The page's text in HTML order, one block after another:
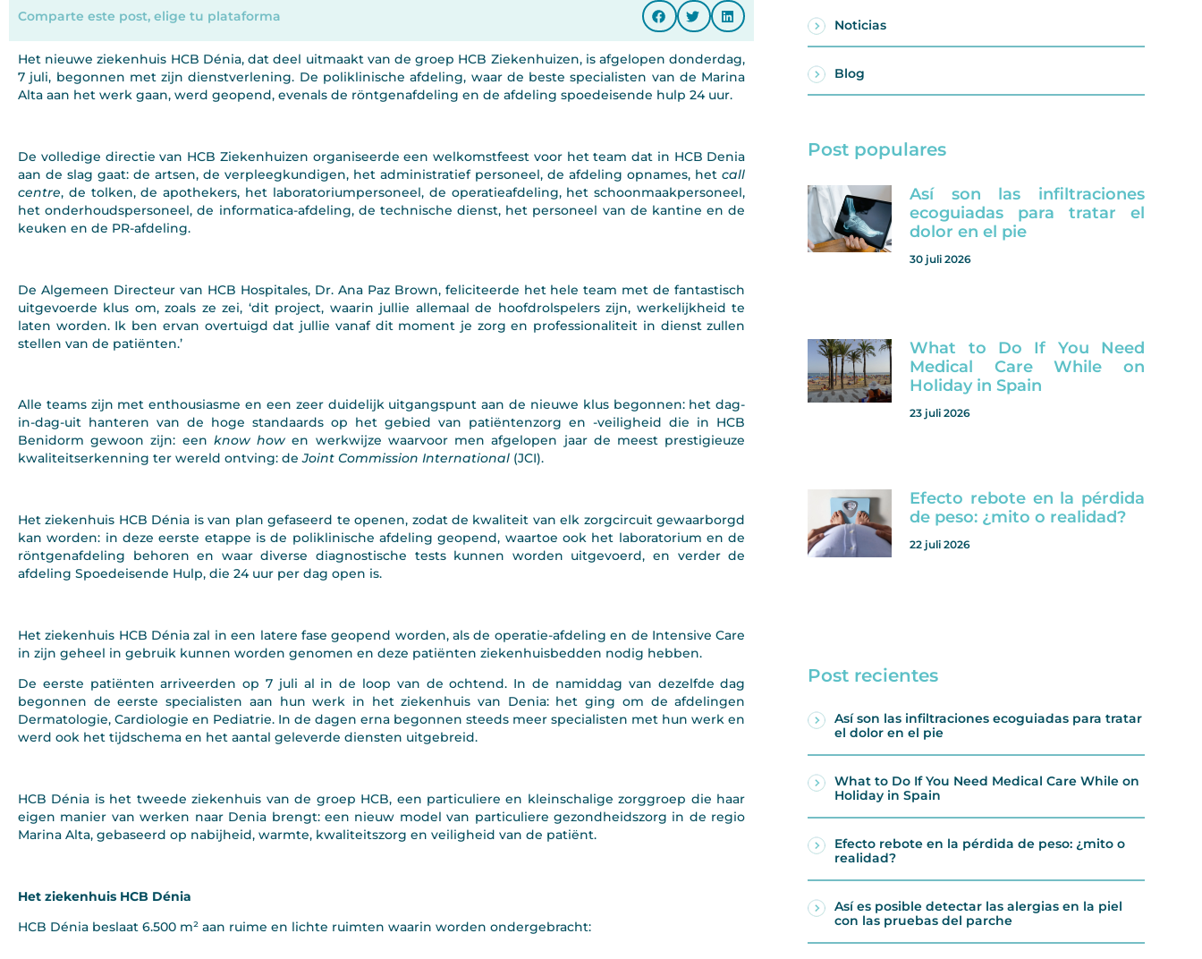
Comparte este post, elige tu plataforma
Het nieuwe ziekenhuis HCB Dénia, dat deel uitmaakt van de groep HCB Ziekenhuizen, is afgelopen donderdag,
7 juli, begonnen met zijn dienstverlening. De poliklinische afdeling, waar de beste specialisten van de Marina
Alta aan het werk gaan, werd geopend, evenals de röntgenafdeling en de afdeling spoedeisende hulp 24 uur.
De volledige directie van HCB Ziekenhuizen organiseerde een welkomstfeest voor het team dat in HCB Denia
aan de slag gaat: de artsen, de verpleegkundigen, het administratief personeel, de afdeling opnames, hetcall
centre, de tolken, de apothekers, het laboratoriumpersoneel, de operatieafdeling, het schoonmaakpersoneel,
het onderhoudspersoneel, de informatica-afdeling, de technische dienst, het personeel van de kantine en de
keuken en de PR-afdeling.
De Algemeen Directeur van HCB Hospitales, Dr. Ana Paz Brown, feliciteerde het hele team met de fantastisch
uitgevoerde klus om, zoals ze zei, ‘dit project, waarin jullie allemaal de hoofdrolspelers zijn, werkelijkheid te
laten worden. Ik ben ervan overtuigd dat jullie vanaf dit moment je zorg en professionaliteit in dienst zullen
stellen van de patiënten.’
Alle teams zijn met enthousiasme en een zeer duidelijk uitgangspunt aan de nieuwe klus begonnen: het dag-
in-dag-uit hanteren van de hoge standaards op het gebied van patiëntenzorg en -veiligheid die in HCB
Benidorm gewoon zijn: een know how en werkwijze waarvoor men afgelopen jaar de meest prestigieuze
kwaliteitserkenning ter wereld ontving: deJoint Commission International (JCI).
Het ziekenhuis HCB Dénia is van plan gefaseerd te openen, zodat de kwaliteit van elk zorgcircuit gewaarborgd
kan worden: in deze eerste etappe is de poliklinische afdeling geopend, waartoe ook het laboratorium en de
röntgenafdeling behoren en waar diverse diagnostische tests kunnen worden uitgevoerd, en verder de
afdeling Spoedeisende Hulp, die 24 uur per dag open is.
Het ziekenhuis HCB Dénia zal in een latere fase geopend worden, als de operatie-afdeling en de Intensive Care
in zijn geheel in gebruik kunnen worden genomen en deze patiënten ziekenhuisbedden nodig hebben.
De eerste patiënten arriveerden op 7 juli al in de loop van de ochtend. In de namiddag van dezelfde dag
begonnen de eerste specialisten aan hun werk in het ziekenhuis van Denia: het ging om de afdelingen
Dermatologie, Cardiologie en Pediatrie. In de dagen erna begonnen steeds meer specialisten met hun werk en
werd ook het tijdschema en het aantal geleverde diensten uitgebreid.
HCB Dénia is het tweede ziekenhuis van de groep HCB, een particuliere en kleinschalige zorggroep die haar
eigen manier van werken naar Denia brengt: een nieuw model van particuliere gezondheidszorg in de regio
Marina Alta, gebaseerd op nabijheid, warmte, kwaliteitszorg en veiligheid van de patiënt.
Het ziekenhuis HCB Dénia
HCB Dénia beslaat 6.500 m² aan ruime en lichte ruimten waarin worden ondergebracht:
Noticias
Blog
Post populares
Así son las infiltraciones
ecoguiadas para tratar el
dolor en el pie
30 juli 2026
What to Do If You Need
Medical Care While on
Holiday in Spain
23 juli 2026
Efecto rebote en la pérdida
de peso: ¿mito o realidad?
22 juli 2026
Post recientes
Así son las infiltraciones ecoguiadas para tratar
el dolor en el pie
What to Do If You Need Medical Care While on
Holiday in Spain
Efecto rebote en la pérdida de peso: ¿mito o
realidad?
Así es posible detectar las alergias en la piel
con las pruebas del parche